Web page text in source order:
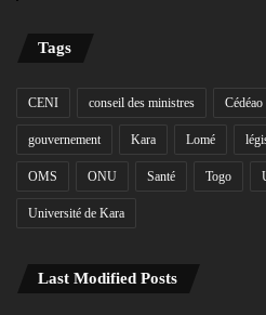
Tags
CENI conseil des ministres Cédéao
gouvernement Kara Lomé
OMS ONU Santé Togo
Université de Kara
Last Modified Posts